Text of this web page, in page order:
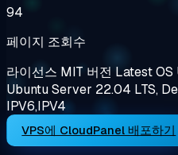
94
페이지 조회수
라이선스 MIT 버전 LatestOS
Ubuntu Server 22.04 LTS,
IPV6,IPV4
VPS에 CloudPanel 배포하기